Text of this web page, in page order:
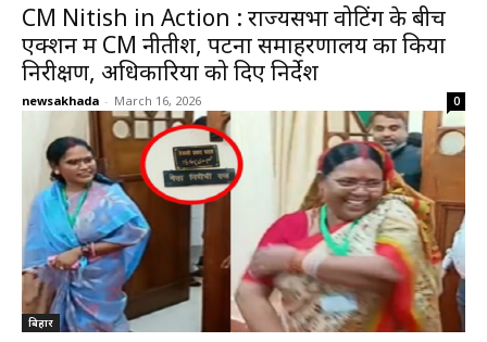
CM Nitish in Action : राज्यसभा वोटिंग के बीच
एक्शन में CM नीतीश, पटना समाहरणालय का किया
निरीक्षण, अधिकारियों को दिए निर्देश
newsakhada - March 16, 2026 0
बिहार